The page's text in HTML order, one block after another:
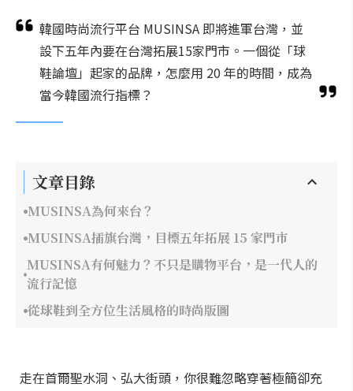
韓國時尚流行平台 MUSINSA 即將進軍台灣，並
設下五年內要在台灣拓展15家門市。一個從「球
鞋論壇」起家的品牌，怎麼用 20 年的時間，成為
當今韓國流行指標？
文章目錄
MUSINSA為何來台？
MUSINSA插旗台灣，目標五年拓展 15 家門市
MUSINSA有何魅力？不只是購物平台，是一代人的
流行記憶
從球鞋到全方位生活風格的時尚版圖
走在首爾聖水洞、弘大街頭，你很難忽略穿著極簡卻充